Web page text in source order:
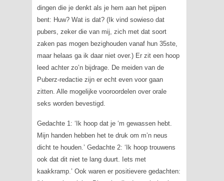
dingen die je denkt als je hem aan het pijpen
bent: Huw? Wat is dat? (Ik vind sowieso dat
pubers, zeker die van mij, zich met dat soort
zaken pas mogen bezighouden vanaf hun 35ste,
maar helaas ga ik daar niet over.) Er zit een hoop
leed achter zo’n bijdrage. De meiden van de
Puberz-redactie zijn er echt even voor gaan
zitten. Alle mogelijke vooroordelen over orale
seks worden bevestigd.
Gedachte 1: ‘Ik hoop dat je ‘m gewassen hebt.
Mijn handen hebben het te druk om m’n neus
dicht te houden.’ Gedachte 2: ‘Ik hoop trouwens
ook dat dit niet te lang duurt. Iets met
kaakkramp.’ Ook waren er positievere gedachten: